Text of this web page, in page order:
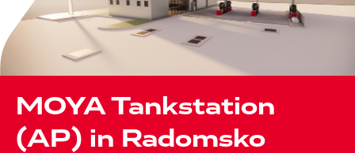
MOYA Tankstation
(AP) in Radomsko